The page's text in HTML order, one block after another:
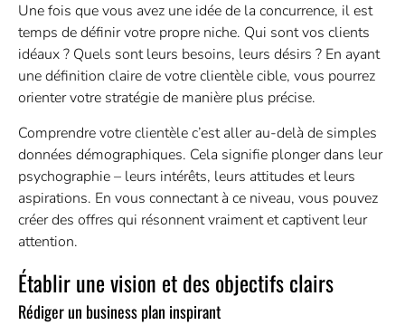
Une fois que vous avez une idée de la concurrence, il est
temps de définir votre propre niche. Qui sont vos clients
idéaux ? Quels sont leurs besoins, leurs désirs ? En ayant
une définition claire de votre clientèle cible, vous pourrez
orienter votre stratégie de manière plus précise.
Comprendre votre clientèle c’est aller au-delà de simples
données démographiques. Cela signifie plonger dans leur
psychographie – leurs intérêts, leurs attitudes et leurs
aspirations. En vous connectant à ce niveau, vous pouvez
créer des offres qui résonnent vraiment et captivent leur
attention.
Établir une vision et des objectifs clairs
Rédiger un business plan inspirant